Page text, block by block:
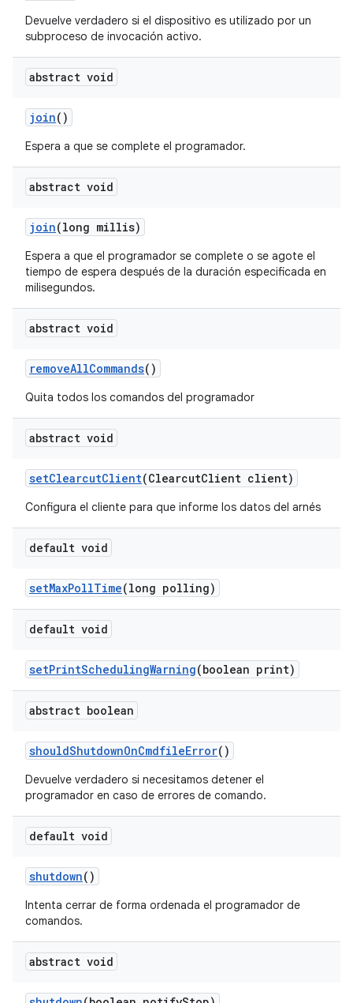
Devuelve verdadero si el dispositivo es utilizado por un
subproceso de invocación activo.
abstract void
join()
Espera a que se complete el programador.
abstract void
join(long millis)
Espera a que el programador se complete o se agote el
tiempo de espera después de la duración especificada en
milisegundos.
abstract void
removeAllCommands()
Quita todos los comandos del programador
abstract void
setClearcutClient(ClearcutClient client)
Configura el cliente para que informe los datos del arnés
default void
setMaxPollTime(long polling)
default void
setPrintSchedulingWarning(boolean print)
abstract boolean
shouldShutdownOnCmdfileError()
Devuelve verdadero si necesitamos detener el
programador en caso de errores de comando.
default void
shutdown()
Intenta cerrar de forma ordenada el programador de
comandos.
abstract void